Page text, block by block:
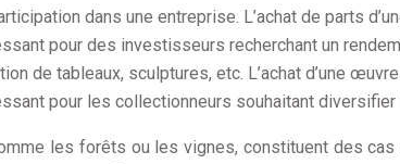
dans une entreprise. L’achat de parts
pour des investisseurs recherchant un
de tableaux, sculptures, etc. L’achat d’une
pour les collectionneurs souhaitant diversifier
les forêts ou les vignes, constituent des cas